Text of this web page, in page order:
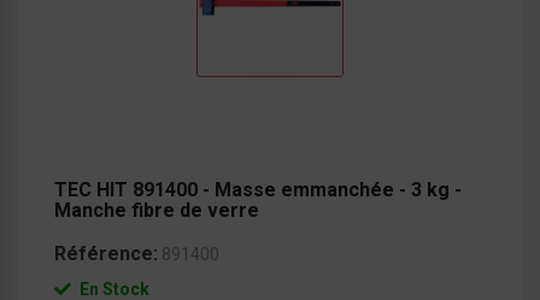
TEC HIT 891400 - Masse emmanchée - 3 kg -
Manche fibre de verre
Référence: 891400
En Stock